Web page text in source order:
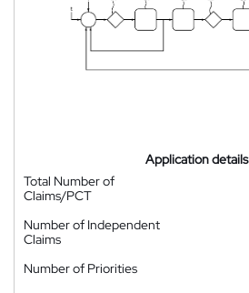
Application details
Total Number of
Claims/PCT
Number of Independent
Claims
Number of Priorities